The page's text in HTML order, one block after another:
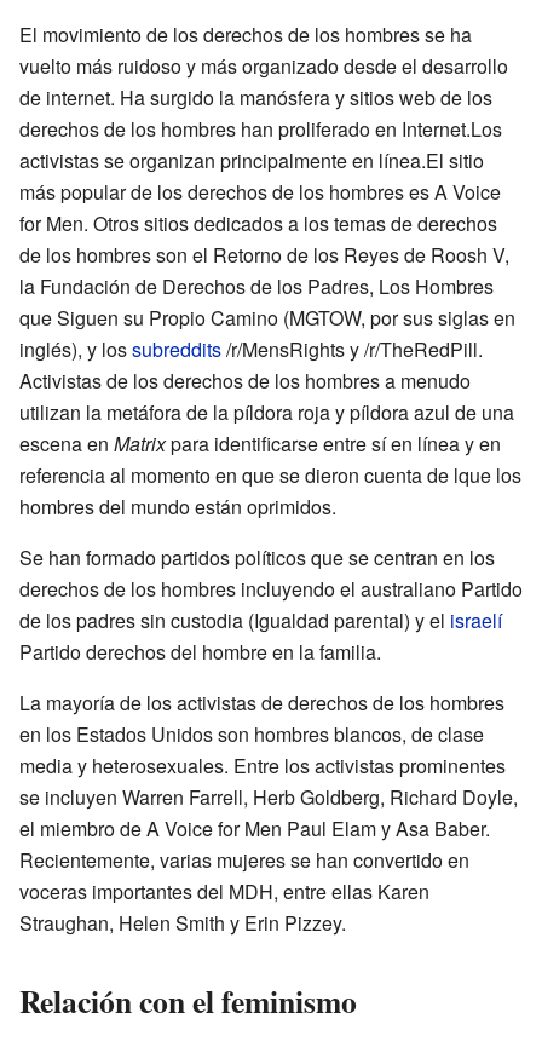
El movimiento de los derechos de los hombres se ha
vuelto más ruidoso y más organizado desde el desarrollo
de internet. Ha surgido la manósfera y sitios web de los
derechos de los hombres han proliferado en Internet.Los
activistas se organizan principalmente en línea.El sitio
más popular de los derechos de los hombres es A Voice
for Men. Otros sitios dedicados a los temas de derechos
de los hombres son el Retorno de los Reyes de Roosh V,
la Fundación de Derechos de los Padres, Los Hombres
que Siguen su Propio Camino (MGTOW, por sus siglas en
inglés), y lossubreddits/r/MensRights y /r/TheRedPill.
Activistas de los derechos de los hombres a menudo
utilizan la metáfora de la píldora roja y píldora azul de una
escena en Matrixpara identificarse entre sí en línea y en
referencia al momento en que se dieron cuenta de lque los
hombres del mundo están oprimidos.
Se han formado partidos políticos que se centran en los
derechos de los hombres incluyendo el australiano Partido
de los padres sin custodia (Igualdad parental) y el israelí
Partido derechos del hombre en la familia.
La mayoría de los activistas de derechos de los hombres
en los Estados Unidos son hombres blancos, de clase
media y heterosexuales. Entre los activistas prominentes
se incluyen Warren Farrell, Herb Goldberg, Richard Doyle,
el miembro de A Voice for Men Paul Elam y Asa Baber.
Recientemente, varias mujeres se han convertido en
voceras importantes del MDH, entre ellas Karen
Straughan, Helen Smith y Erin Pizzey.
Relación con el feminismo